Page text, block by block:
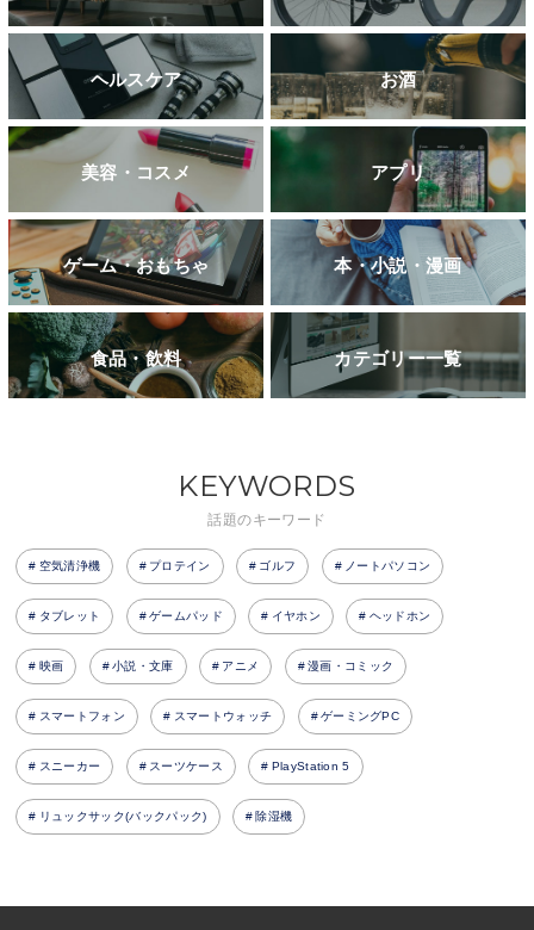
ヘルスケア お酒
美容・コスメ アプリ
ゲーム・おもちゃ 本・小説・漫画
食品・飲料 カテゴリー一覧
KEYWORDS
話題のキーワード
空気清浄機 プロテイン ゴルフ ノートパソコン
タブレット ゲームパッド イヤホン ヘッドホン
映画 小説・文庫 アニメ 漫画・コミック
スマートフォン スマートウォッチ ゲーミングPC
スニーカー スーツケース PlayStation 5
リュックサック(バックパック) 除湿機